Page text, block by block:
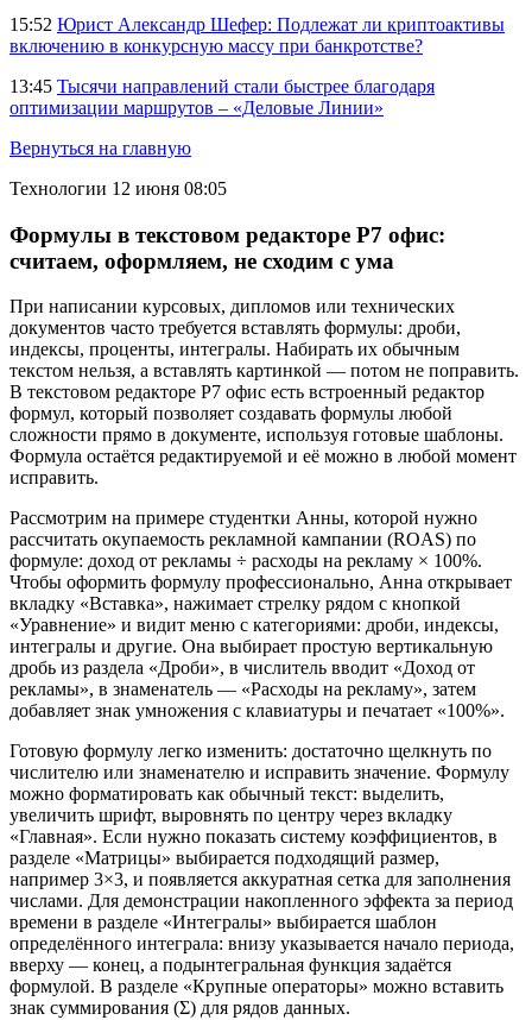
15:52 Юрист Александр Шефер: Подлежат ли криптоактивы
включению в конкурсную массу при банкротстве?
13:45 Тысячи направлений стали быстрее благодаря
оптимизации маршрутов – «Деловые Линии»
Вернуться на главную
Технологии 12 июня 08:05
Формулы в текстовом редакторе Р7 офис:
считаем, оформляем, не сходим с ума
При написании курсовых, дипломов или технических
документов часто требуется вставлять формулы: дроби,
индексы, проценты, интегралы. Набирать их обычным
текстом нельзя, а вставлять картинкой — потом не поправить.
В текстовом редакторе Р7 офис есть встроенный редактор
формул, который позволяет создавать формулы любой
сложности прямо в документе, используя готовые шаблоны.
Формула остаётся редактируемой и её можно в любой момент
исправить.
Рассмотрим на примере студентки Анны, которой нужно
рассчитать окупаемость рекламной кампании (ROAS) по
формуле: доход от рекламы ÷ расходы на рекламу × 100%.
Чтобы оформить формулу профессионально, Анна открывает
вкладку «Вставка», нажимает стрелку рядом с кнопкой
«Уравнение» и видит меню с категориями: дроби, индексы,
интегралы и другие. Она выбирает простую вертикальную
дробь из раздела «Дроби», в числитель вводит «Доход от
рекламы», в знаменатель — «Расходы на рекламу», затем
добавляет знак умножения с клавиатуры и печатает «100%».
Готовую формулу легко изменить: достаточно щелкнуть по
числителю или знаменателю и исправить значение. Формулу
можно форматировать как обычный текст: выделить,
увеличить шрифт, выровнять по центру через вкладку
«Главная». Если нужно показать систему коэффициентов, в
разделе «Матрицы» выбирается подходящий размер,
например 3×3, и появляется аккуратная сетка для заполнения
числами. Для демонстрации накопленного эффекта за период
времени в разделе «Интегралы» выбирается шаблон
определённого интеграла: внизу указывается начало периода,
вверху — конец, а подынтегральная функция задаётся
формулой. В разделе «Крупные операторы» можно вставить
знак суммирования (Σ) для рядов данных.